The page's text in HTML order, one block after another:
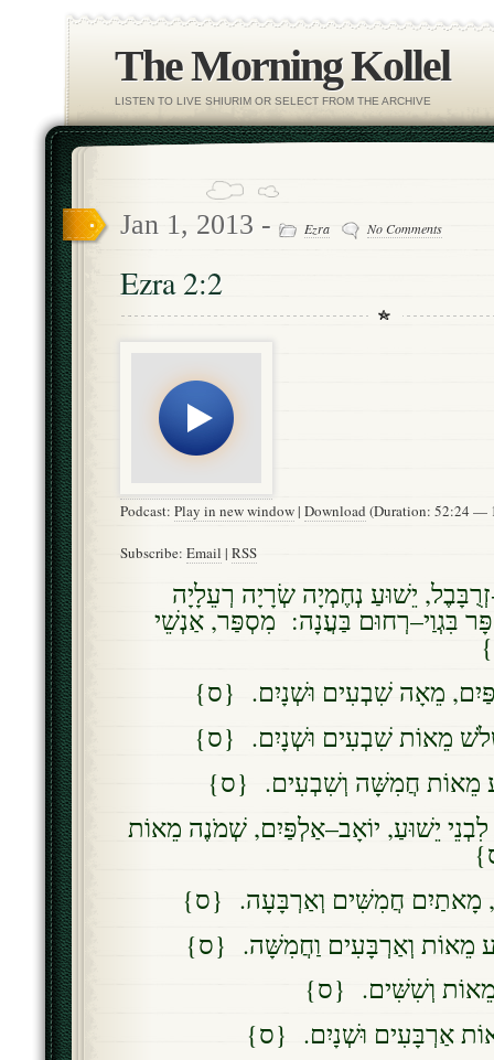
The Morning Kollel
LISTEN TO LIVE SHIURIM OR SELECT FROM THE ARCHIVE
Jan 1, 2013 - Ezra No Comments
Ezra 2:2
Podcast: Play in new window| Download (Duration: 52:24 —
Subscribe: Email | RSS
יֵשׁוּעַ נְחֶמְיָה שְׂרָיָה רְעֵלָיָה
בִּגְוַי–רְחוּם בַּעֲנָה: מִסְפַּר, אַנְשֵׁי
מֵאָה שִׁבְעִים וּשְׁנָיִם. {ס}
מֵאוֹת שִׁבְעִים וּשְׁנָיִם. {ס}
מֵאוֹת חֲמִשָּׁה וְשִׁבְעִים. {ס}
יֵשׁוּעַ, יוֹאָב–אַלְפַּיִם, שְׁמֹנֶה מֵאוֹת
מָאתַיִם חֲמִשִּׁים וְאַרְבָּעָה. {ס}
מֵאוֹת וְאַרְבָּעִים וַחֲמִשָּׁה. {ס}
מֵאוֹת וְשִׁשִּׁים. {ס}
אַרְבָּעִים וּשְׁנָיִם. {ס}